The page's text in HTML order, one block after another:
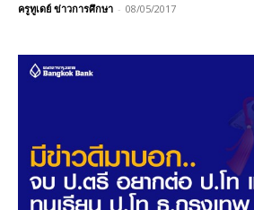
ครูทูเดย์ ข่าวการศึกษา - 08/05/2017